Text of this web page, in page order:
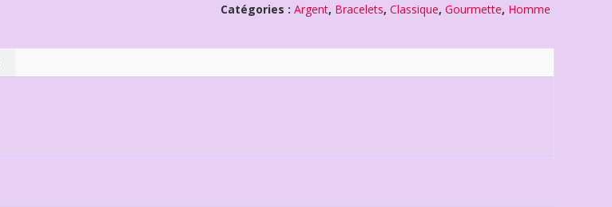
Catégories :Argent, Bracelets,Classique,Gourmette, Homme